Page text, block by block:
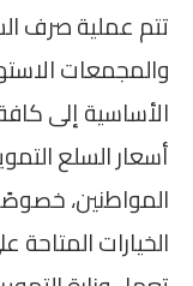
تتم عملية صرف
والمجمعات
الأساسية إلى
أسعار السلع
المواطنين،
الخيارات المتاحة